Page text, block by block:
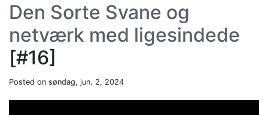
Den Sorte Svane og
netværk med ligesindede
[#16]
Posted on søndag, jun. 2, 2024